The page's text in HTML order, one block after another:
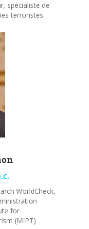
spécialiste de
terroristes
WorldCheck,
for
(MIPT)